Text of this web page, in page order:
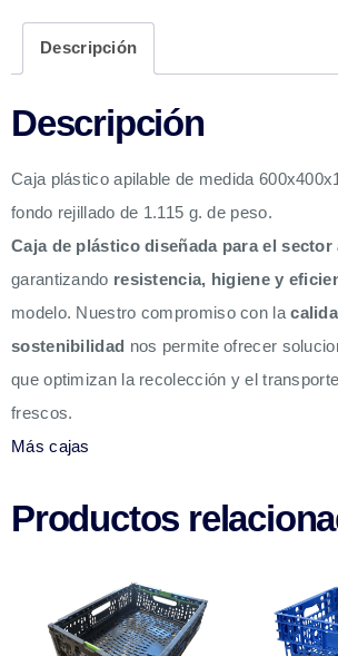
Descripción
Descripción
Caja plástico apilable de medida
fondo rejillado de 1.115 g. de peso.
Caja de plástico diseñada para el
garantizando resistencia, higiene y
modelo. Nuestro compromiso con la
sostenibilidad nos permite ofrecer
que optimizan la recolección y el
frescos.
Más cajas
Productos